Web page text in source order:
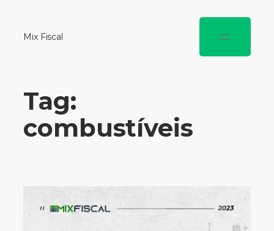
Mix Fiscal
Tag:
combustíveis